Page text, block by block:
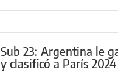
Sub 23: Argentina le
y clasificó a París 2024